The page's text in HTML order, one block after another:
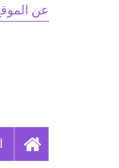
عن